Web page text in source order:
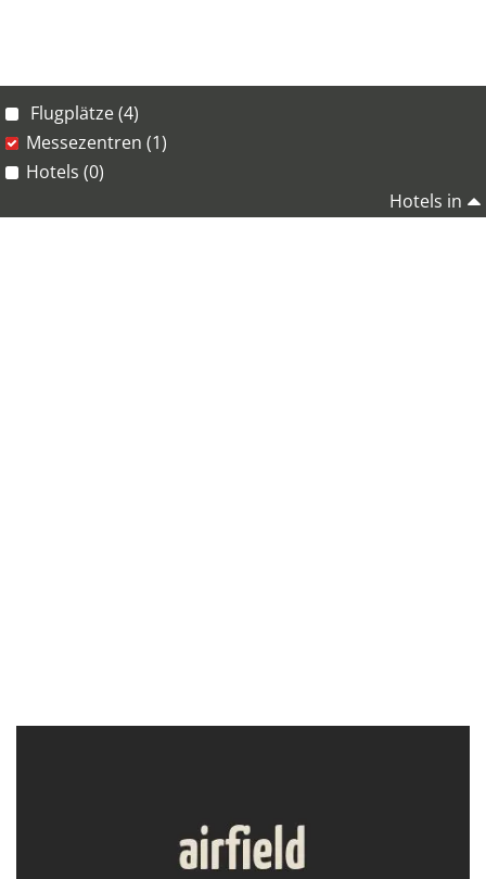
Flugplätze (4)
Messezentren (1)
Hotels (0)
Hotels in